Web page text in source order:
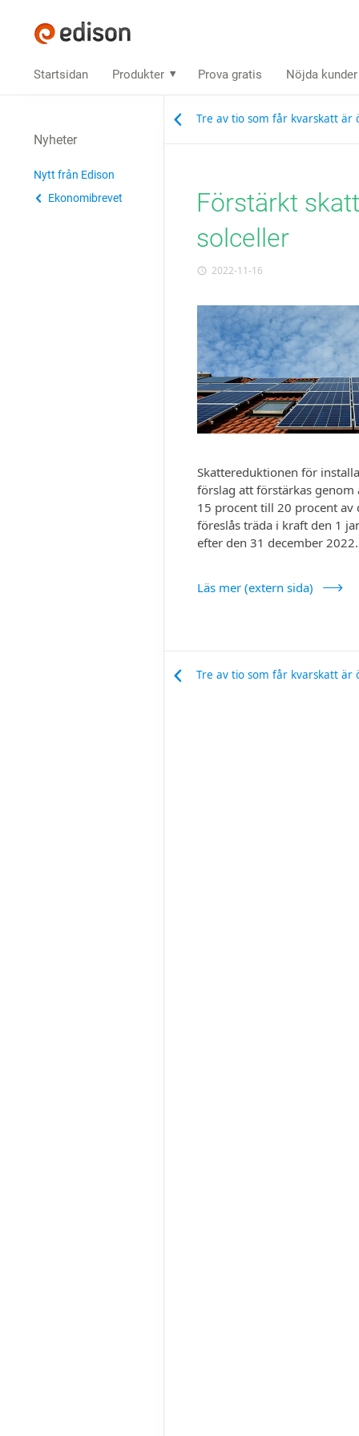
Startsidan Produkter Prova gratis Nöjda kunder
Tre av tio som får kvarskatt är
Förstärkt
solceller
2022-11-16
Skattereduktionen för
förslag att förstärkas
15 procent till 20 procent av
föreslås träda i kraft den 1
efter den 31 december 2022.
Läs mer (extern sida)
Tre av tio som får kvarskatt är
Nyheter
Nytt från Edison
Ekonomibrevet